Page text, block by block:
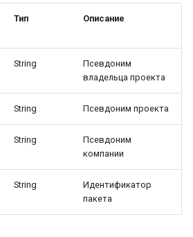
Тип Описание
String
Псевдоним
владельца проекта
String Псевдоним проекта
String
Псевдоним
компании
String
Идентификатор
пакета